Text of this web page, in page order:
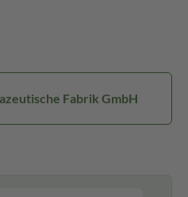
Fabrik GmbH